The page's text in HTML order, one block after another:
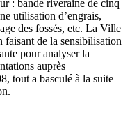
: bande riveraine de cinq
utilisation d’engrais,
des fossés, etc. La Ville
faisant de la sensibilisation
pour analyser la
auprès
tout a basculé à la suite